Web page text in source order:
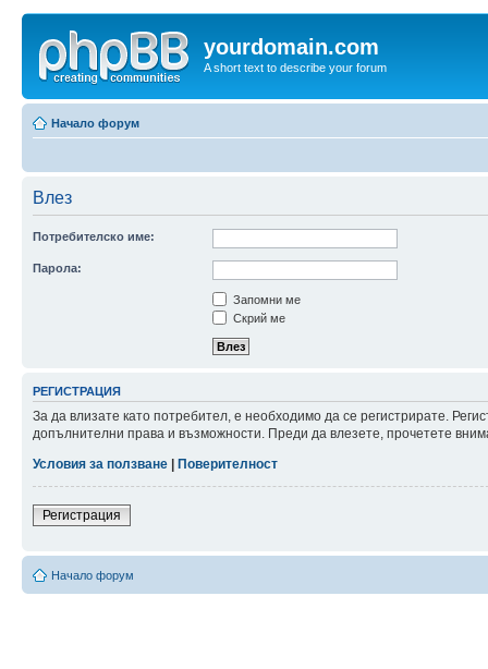
yourdomain.com
A short text to describe your forum
Начало форум
Влез
Потребителско име:
Парола:
Запомни ме
Скрий ме
РЕГИСТРАЦИЯ
За да влизате като потребител, е необходимо да се регистрирате.
допълнителни права и възможности. Преди да влезете, прочетете
Условия за ползване
Поверителност
Регистрация
Начало форум